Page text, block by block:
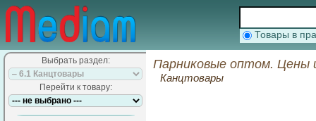
Товары в
Выбрать раздел:
Перейти к товару:
Парниковые оптом. Цены
Канцтовары